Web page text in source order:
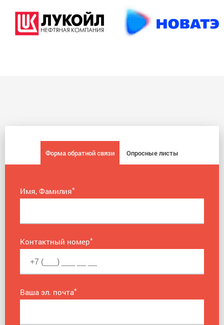
Форма обратной связи Опросные листы
Имя, Фамилия*
Контактный номер*
Ваша эл. почта*